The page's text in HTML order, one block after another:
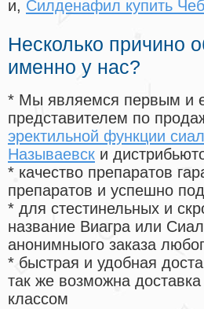
и, Силденафил купить
Несколько причино
именно у нас?
* Мы являемся первым и
представителем по
эректильной функции
Называевск и
* качество препаратов
препаратов и успешно
* для стестинельных и
название Виагра или
анонимныого заказа
* быстрая и удобная
так же возможна
классом